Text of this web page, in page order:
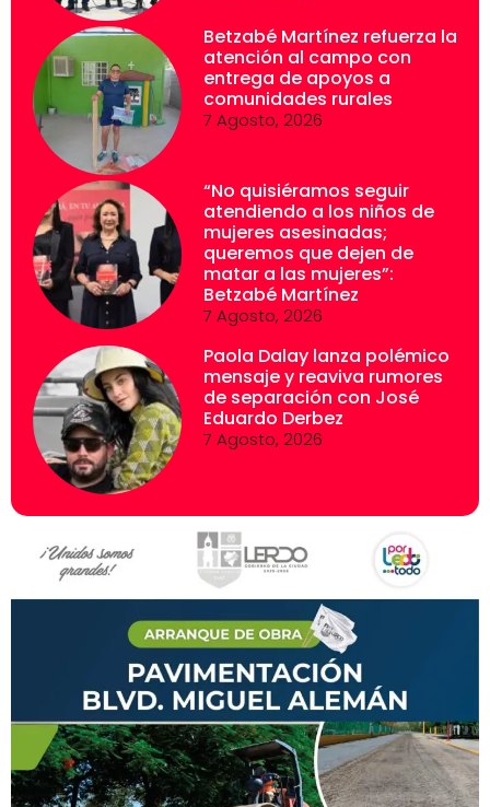
Betzabé Martínez refuerza la
atención al campo con
entrega de apoyos a
comunidades rurales
7 Agosto, 2026
“No quisiéramos seguir
atendiendo a los niños de
mujeres asesinadas;
queremos que dejen de
matar a las mujeres”:
Betzabé Martínez
7 Agosto, 2026
Paola Dalay lanza polémico
mensaje y reaviva rumores
de separación con José
Eduardo Derbez
7 Agosto, 2026